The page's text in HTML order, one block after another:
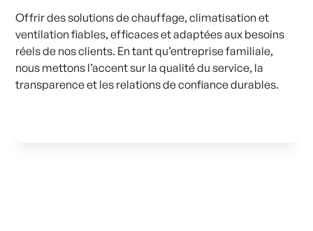
Offrir des solutions de chauffage, climatisation et
ventilation fiables, efficaces et adaptées aux besoins
réels de nos clients. En tant qu’entreprise familiale,
nous mettons l’accent sur la qualité du service, la
transparence et les relations de confiance durables.